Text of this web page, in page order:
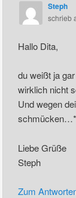
Steph
schrieb
Hallo Dita,
du weißt ja
wirklich nicht
Und wegen
Liebe Grüße
Steph
Zum